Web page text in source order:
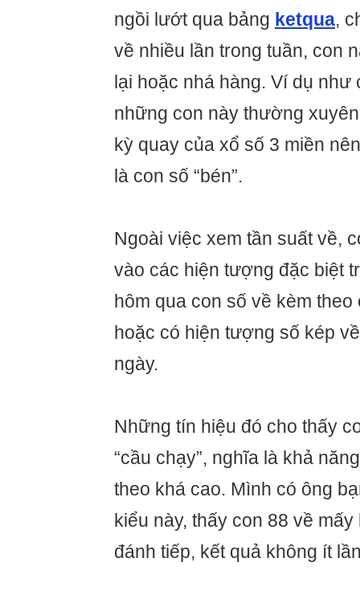
ngồi lướt qua bảng ketqua,
về nhiều lần trong tuần, con
lại hoặc nhá hàng. Ví dụ như
những con này thường
kỳ quay của xổ số 3 miền
là con số “bén”.
Ngoài việc xem tần suất về,
vào các hiện tượng đặc biệt
hôm qua con số về kèm
hoặc có hiện tượng số kép
ngày.
Những tín hiệu đó cho thấy
“cầu chạy”, nghĩa là khả
theo khá cao. Mình có ông
kiểu này, thấy con 88 về
đánh tiếp, kết quả không ít